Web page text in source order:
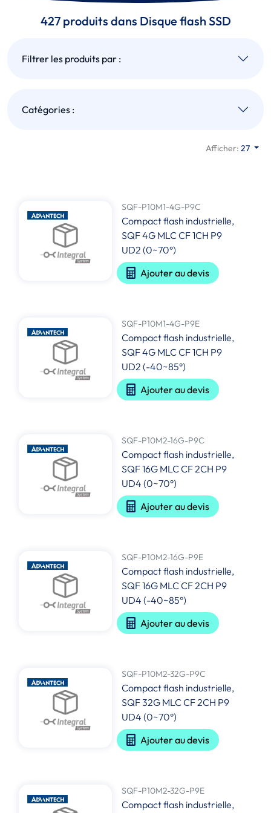
427 produits dans Disque flash SSD
Filtrer les produits par :
Catégories :
Afficher:27
SQF-P10M1-4G-P9C
Compact flash industrielle,
SQF 4G MLC CF 1CH P9
UD2 (0~70°)
Ajouter au devis
SQF-P10M1-4G-P9E
Compact flash industrielle,
SQF 4G MLC CF 1CH P9
UD2 (-40~85°)
Ajouter au devis
SQF-P10M2-16G-P9C
Compact flash industrielle,
SQF 16G MLC CF 2CH P9
UD4 (0~70°)
Ajouter au devis
SQF-P10M2-16G-P9E
Compact flash industrielle,
SQF 16G MLC CF 2CH P9
UD4 (-40~85°)
Ajouter au devis
SQF-P10M2-32G-P9C
Compact flash industrielle,
SQF 32G MLC CF 2CH P9
UD4 (0~70°)
Ajouter au devis
SQF-P10M2-32G-P9E
Compact flash industrielle,